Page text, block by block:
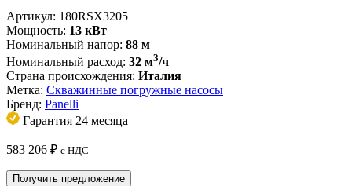
Артикул: 180RSX3205
Мощность: 13 кВт
Номинальный напор: 88 м
Номинальный расход: 32 м3/ч
Страна происхождения: Италия
Метка: Скважинные погружные насосы
Бренд: Panelli
Гарантия 24 месяца
583 206 ₽ с НДС
Получить предложение